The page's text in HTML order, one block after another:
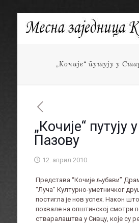
„Кочије“ путују у
„Кочије“ путују
Пазову
12. април 2010.
Представа “Кочије љубави”
“Луча” Културно-уметничког
постигла је нов успех. Након
похвале на општинској смотри
стваралаштва у Сивцу, које су